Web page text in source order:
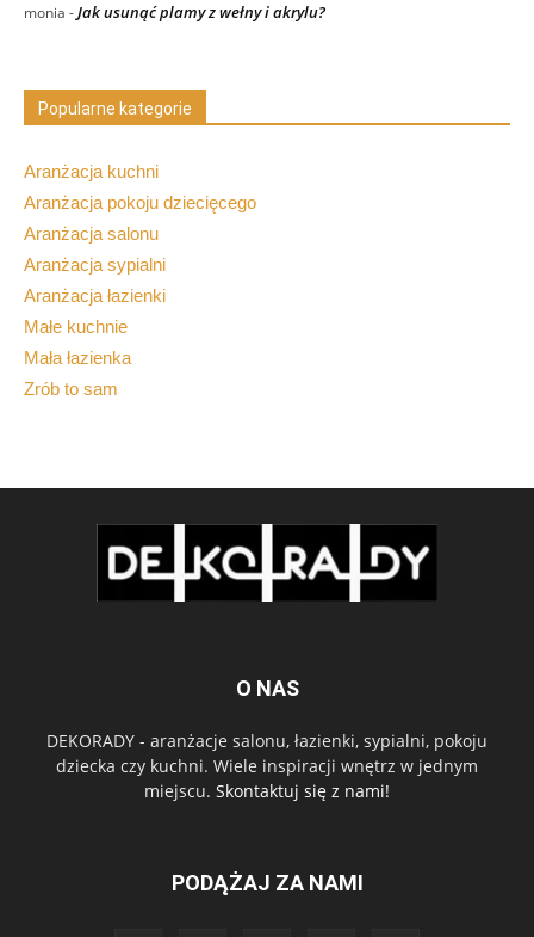
monia -Jak usunąć plamy z wełny i akrylu?
Popularne kategorie
Aranżacja kuchni
Aranżacja pokoju dziecięcego
Aranżacja salonu
Aranżacja sypialni
Aranżacja łazienki
Małe kuchnie
Mała łazienka
Zrób to sam
O NAS
DEKORADY - aranżacje salonu, łazienki, sypialni, pokoju
dziecka czy kuchni. Wiele inspiracji wnętrz w jednym
miejscu. Skontaktuj się z nami!
PODĄŻAJ ZA NAMI